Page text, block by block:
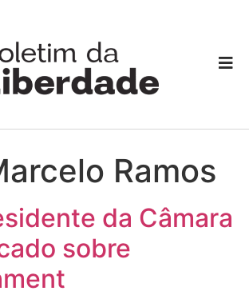
Ramos
da Câmara
sobre